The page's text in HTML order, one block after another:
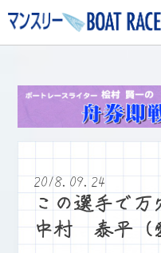
2018.09.24
この選手で万
中村 泰平（